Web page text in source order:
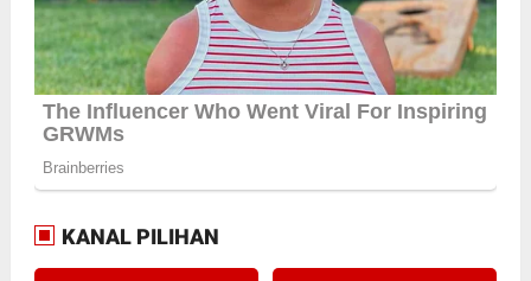
KANAL PILIHAN